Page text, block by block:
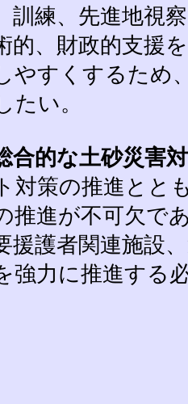
訓練、先進地視
的、財政的支援
やすくするため
たい。
合的な土砂災害
策の推進とと
推進が不可欠で
援護者関連施設
強力に推進する